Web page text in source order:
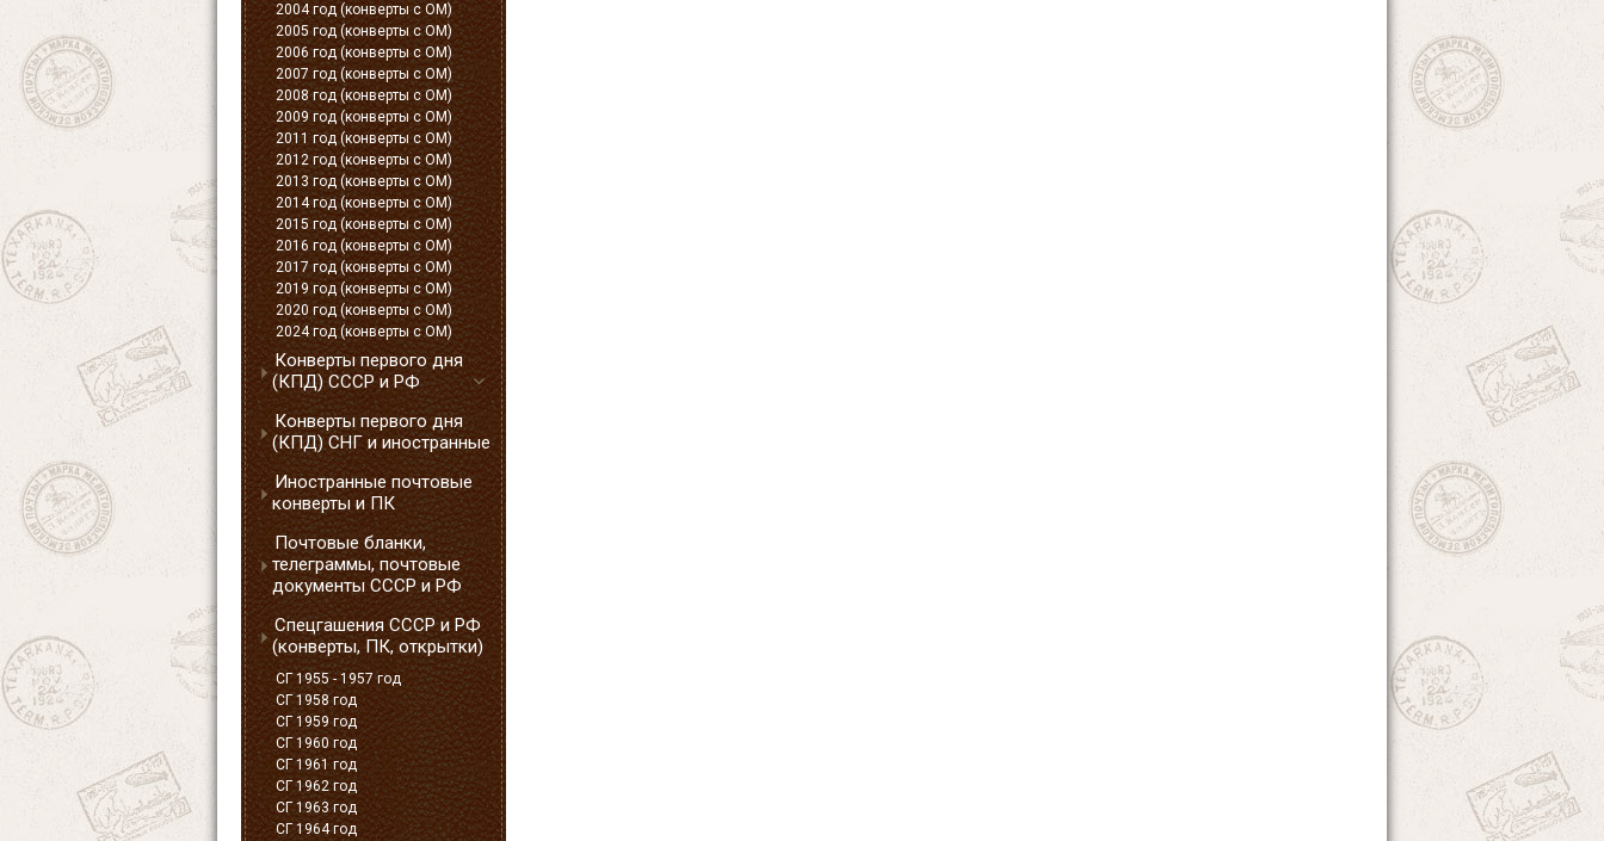
2004 год (конверты с ОМ)
2005 год (конверты с ОМ)
2006 год (конверты с ОМ)
2007 год (конверты с ОМ)
2008 год (конверты с ОМ)
2009 год (конверты с ОМ)
2011 год (конверты с ОМ)
2012 год (конверты с ОМ)
2013 год (конверты с ОМ)
2014 год (конверты с ОМ)
2015 год (конверты с ОМ)
2016 год (конверты с ОМ)
2017 год (конверты с ОМ)
2019 год (конверты с ОМ)
2020 год (конверты с ОМ)
2024 год (конверты с ОМ)
Конверты первого дня
(КПД) СССР и РФ
Конверты первого дня
(КПД) СНГ и иностранные
Иностранные почтовые
конверты и ПК
Почтовые бланки,
телеграммы, почтовые
документы СССР и РФ
Спецгашения СССР и РФ
(конверты, ПК, открытки)
СГ 1955 - 1957 год
СГ 1958 год
СГ 1959 год
СГ 1960 год
СГ 1961 год
СГ 1962 год
СГ 1963 год
СГ 1964 год